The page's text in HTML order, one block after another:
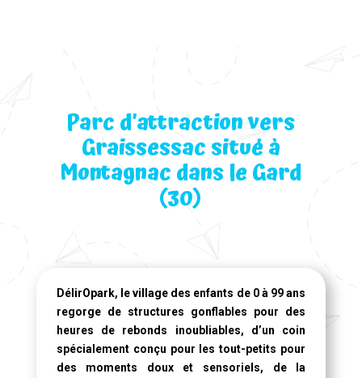
Parc d’attraction vers
Graissessac situé à
Montagnac dans le Gard
(30)
DélirOpark, le village des enfants de 0 à 99 ans
regorge de structures gonflables pour des
heures de rebonds inoubliables, d’un coin
spécialement conçu pour les tout-petits pour
des moments doux et sensoriels, de la